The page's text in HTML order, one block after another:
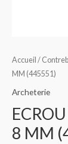
Accueil /
MM (445551)
Archeterie
8 MM